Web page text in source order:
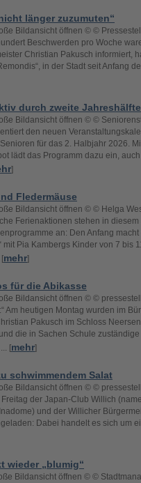
länger zuzumuten“
Bildansicht öffnen © ©
Beschwerden pro Woche
Christian Pakusch informiert,
in der Stadt seit Anfang
durch zweite Jahreshälfte
Bildansicht öffnen © ©
den neuen
für das 2. Halbjahr 2026.
lädt das Programm dazu ein,
]
Fledermäuse
Bildansicht öffnen © © Helga
Ferienaktionen stehen in diesem
an: Den Anfang macht
mit Pia Kambergs Kinder von 7 bis
mehr]
für die Abikasse
Bildansicht öffnen © ©
Am heutigen Montag wurden im
Pakusch im Schloss
die in Sachen Schule zuständige
[mehr]
schwimmendem Salat
Bildansicht öffnen © ©
Freitag der Japan-Club Willich
und der Willicher
Dabei handelt es sich um
wieder „blumig“
Bildansicht öffnen © ©